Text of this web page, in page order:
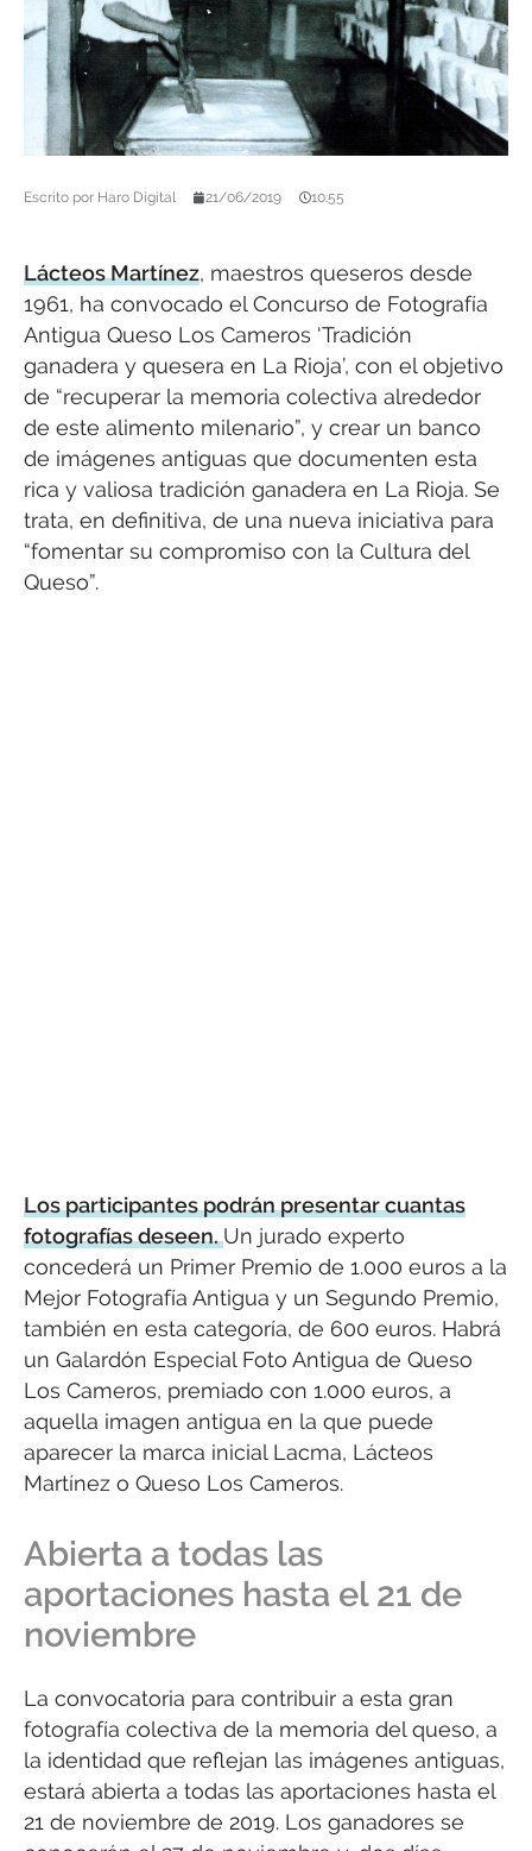
Escrito por Haro Digital 21/06/2019 10:55
Lácteos Martínez, maestros queseros desde
1961, ha convocado el Concurso de Fotografía
Antigua Queso Los Cameros ‘Tradición
ganadera y quesera en La Rioja’, con el objetivo
de “recuperar la memoria colectiva alrededor
de este alimento milenario”, y crear un banco
de imágenes antiguas que documenten esta
rica y valiosa tradición ganadera en La Rioja. Se
trata, en definitiva, de una nueva iniciativa para
“fomentar su compromiso con la Cultura del
Queso”.
Los participantes podrán presentar cuantas
fotografías deseen.Un jurado experto
concederá un Primer Premio de 1.000 euros a la
Mejor Fotografía Antigua y un Segundo Premio,
también en esta categoría, de 600 euros. Habrá
un Galardón Especial Foto Antigua de Queso
Los Cameros, premiado con 1.000 euros, a
aquella imagen antigua en la que puede
aparecer la marca inicial Lacma, Lácteos
Martínez o Queso Los Cameros.
Abierta a todas las
aportaciones hasta el 21 de
noviembre
La convocatoria para contribuir a esta gran
fotografía colectiva de la memoria del queso, a
la identidad que reflejan las imágenes antiguas,
estará abierta a todas las aportaciones hasta el
21 de noviembre de 2019. Los ganadores se